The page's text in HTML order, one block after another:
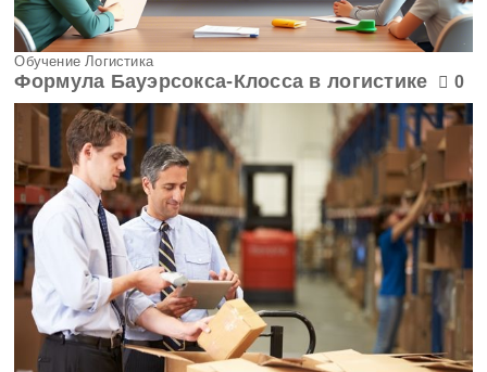
Обучение Логистика
Формула Бауэрсокса-Клосса в логистике 0